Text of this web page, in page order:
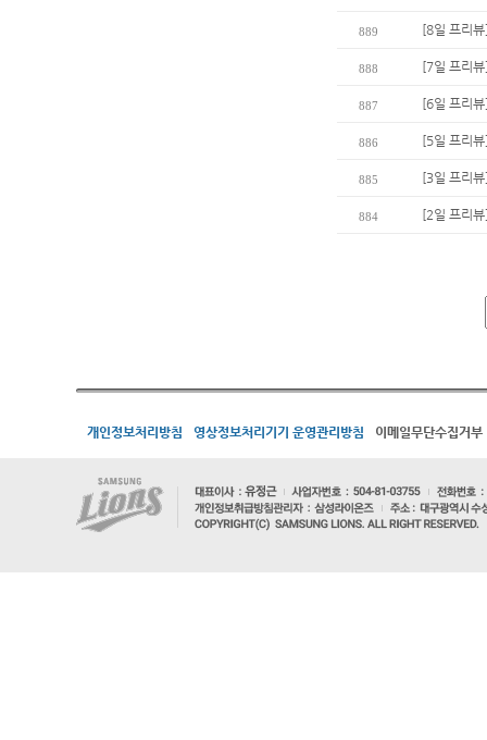
889 [8일 프리
888 [7일 프리
887 [6일 프리
886 [5일 프리
885 [3일 프리
884 [2일 프리
개인정보처리방침 영상정보처리기기 운영관리방침 이메일무단수집거부